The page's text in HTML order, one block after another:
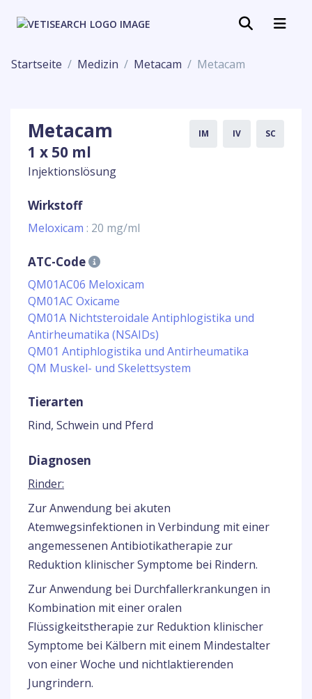
Startseite Medizin Metacam Metacam
Metacam
1 x 50 ml
Injektionslösung
IM IV SC
Wirkstoff
Meloxicam : 20 mg/ml
ATC-Code
QM01AC06 Meloxicam
QM01AC Oxicame
QM01A Nichtsteroidale Antiphlogistika und
Antirheumatika (NSAIDs)
QM01 Antiphlogistika und Antirheumatika
QM Muskel- und Skelettsystem
Tierarten
Rind, Schwein und Pferd
Diagnosen
Rinder:
Zur Anwendung bei akuten
Atemwegsinfektionen in Verbindung mit einer
angemessenen Antibiotikatherapie zur
Reduktion klinischer Symptome bei Rindern.
Zur Anwendung bei Durchfallerkrankungen in
Kombination mit einer oralen
Flüssigkeitstherapie zur Reduktion klinischer
Symptome bei Kälbern mit einem Mindestalter
von einer Woche und nichtlaktierenden
Jungrindern.